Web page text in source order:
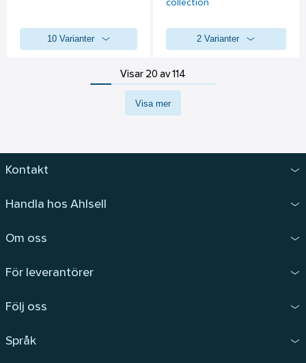
10 Varianter
collection
2 Varianter
Visar 20 av 114
Visa mer
Kontakt
Handla hos Ahlsell
Om oss
För leverantörer
Följ oss
Språk